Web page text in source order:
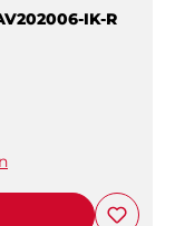
IK-R